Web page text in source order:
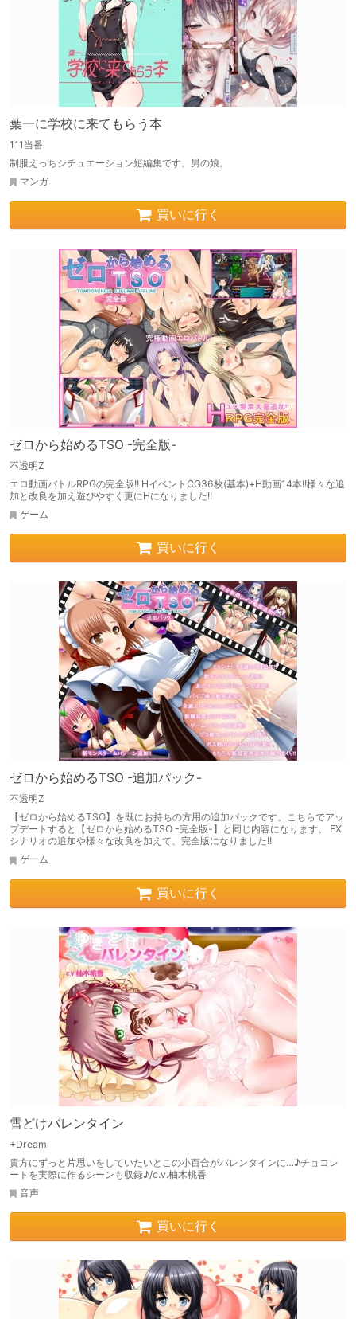
葉一に学校に来てもらう本
111当番
制服えっちシチュエーション短編集です。男の娘。
マンガ
買いに行く
ゼロから始めるTSO -完全版-
不透明Z
エロ動画バトルRPGの完全版!! HイベントCG36枚(基本)+H動画14本!!様々な追
加と改良を加え遊びやすく更にHになりました!!
ゲーム
買いに行く
ゼロから始めるTSO -追加パック-
不透明Z
【ゼロから始めるTSO】を既にお持ちの方用の追加パックです。こちらでアッ
プデートすると【ゼロから始めるTSO -完全版-】と同じ内容になります。 EX
シナリオの追加や様々な改良を加えて、完全版になりました!!
ゲーム
買いに行く
雪どけバレンタイン
+Dream
貴方にずっと片思いをしていたいとこの小百合がバレンタインに…♪チョコレ
ートを実際に作るシーンも収録♪/c.v.柚木桃香
音声
買いに行く